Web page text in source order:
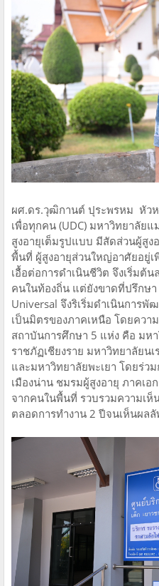
ผศ.ดร.วุฒิกานต์ ปุระพรหม หัว
เพื่อทุกคน (UDC) มหาวิทยาลัย
สูงอายุเต็มรูปแบบ มีสัดส่วนผู้สูง
พื้นที่ ผู้สูงอายุส่วนใหญ่อาศัยอยู่
เอื้อต่อการดำเนินชีวิต จึงเริ่มต้
คนในท้องถิ่น แต่ยังขาดที่ปรึกษ
Universal จึงริเริ่มดำเนินการ
เป็นมิตรของภาคเหนือ โดยควา
สถาบันการศึกษา 5 แห่ง คือ มห
ราชภัฏเชียงราย มหาวิทยาลัยน
และมหาวิทยาลัยพะเยา โดยร่ว
เมืองน่าน ชมรมผู้สูงอายุ ภาคเ
จากคนในพื้นที่ รวบรวมความเห็
ตลอดการทำงาน 2 ปีจนเห็นผล